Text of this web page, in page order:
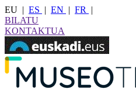
EU | ES | EN | FR
|
BILATU
KONTAKTUA